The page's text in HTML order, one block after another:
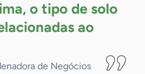
o tipo de solo
ao
de Negócios